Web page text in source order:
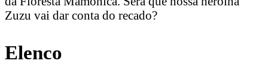
Zuzu vai dar conta do recado?
Elenco